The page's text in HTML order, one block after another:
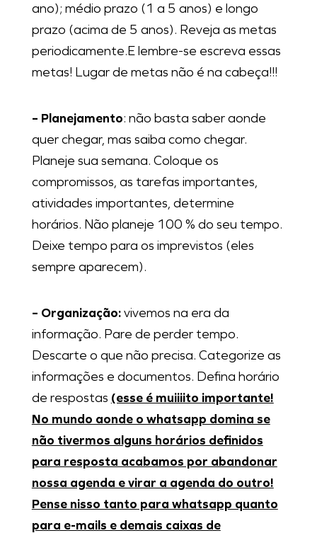
ano); médio prazo (1 a 5 anos) e longo
prazo (acima de 5 anos). Reveja as metas
periodicamente.E lembre-se escreva essas
metas! Lugar de metas não é na cabeça!!!
– Planejamento: não basta saber aonde
quer chegar, mas saiba como chegar.
Planeje sua semana. Coloque os
compromissos, as tarefas importantes,
atividades importantes, determine
horários. Não planeje 100 % do seu tempo.
Deixe tempo para os imprevistos (eles
sempre aparecem).
– Organização:vivemos na era da
informação. Pare de perder tempo.
Descarte o que não precisa. Categorize as
informações e documentos. Defina horário
de respostas (esse é muiiiito importante!
No mundo aonde o whatsapp domina se
não tivermos alguns horários definidos
para resposta acabamos por abandonar
nossa agenda e virar a agenda do outro!
Pense nisso tanto para whatsapp quanto
para e-mails e demais caixas de